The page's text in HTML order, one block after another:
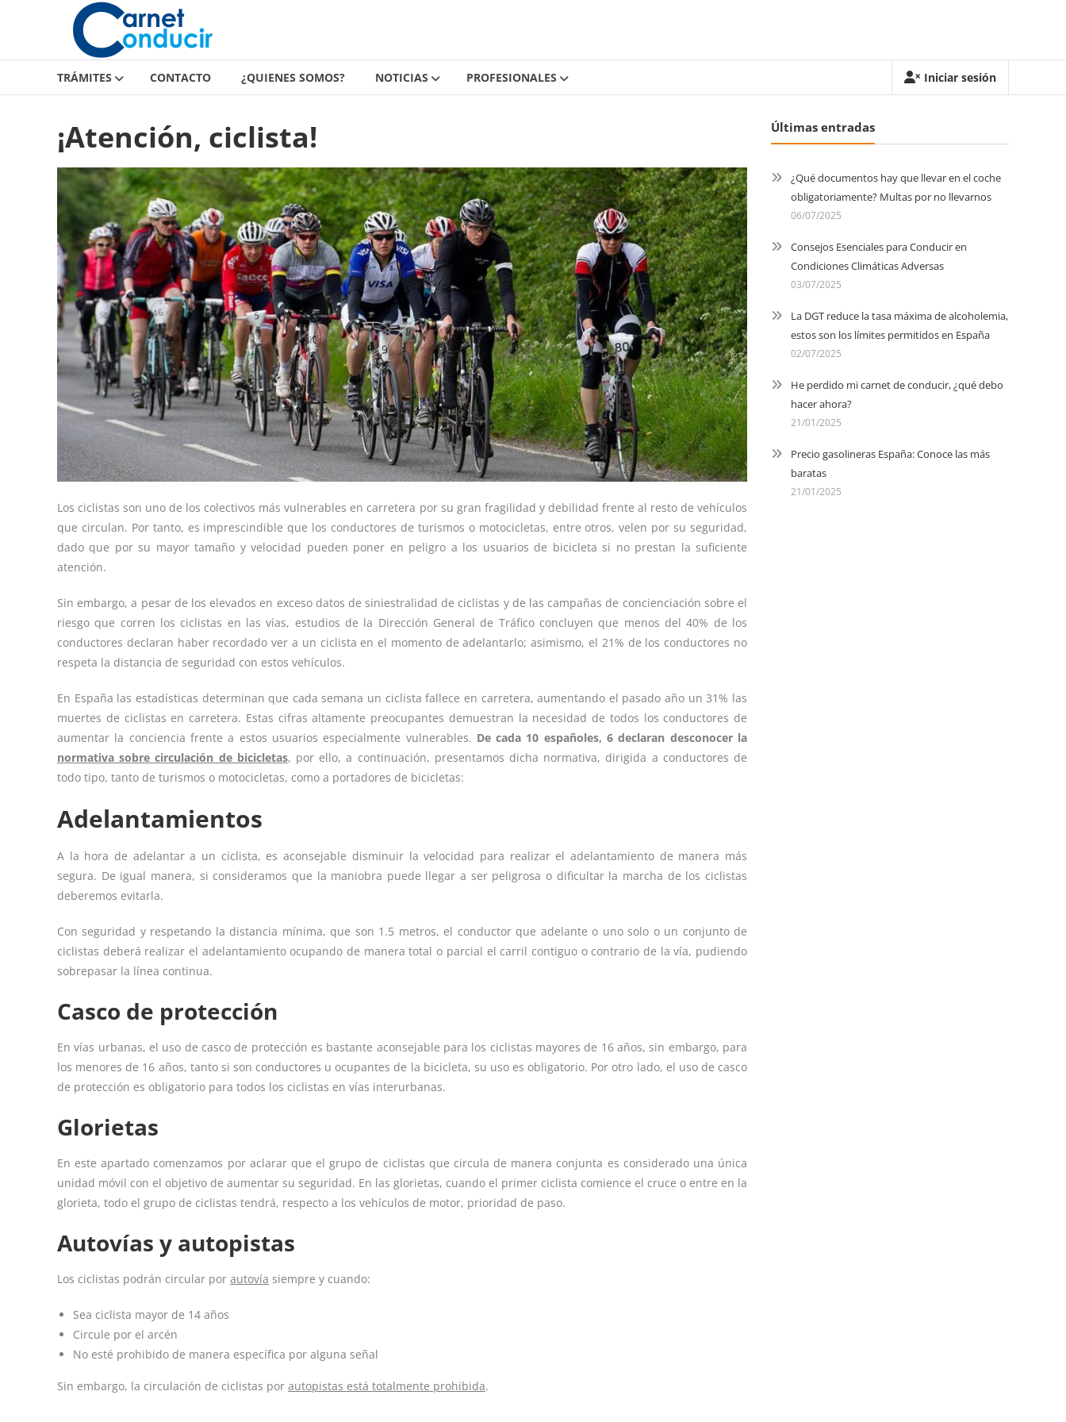
Carnet
de
conducir
Carnet
conducir
TRÁMITES CONTACTO ¿QUIENES SOMOS? NOTICIAS PROFESIONALES Iniciar sesión
¡Atención, ciclista!
Los ciclistas son uno de los colectivos más vulnerables en carretera por su gran fragilidad y debilidad frente al resto de vehículos
que circulan. Por tanto, es imprescindible que los conductores de turismos o motocicletas, entre otros, velen por su seguridad,
dado que por su mayor tamaño y velocidad pueden poner en peligro a los usuarios de bicicleta si no prestan la suficiente
atención.
Sin embargo, a pesar de los elevados en exceso datos de siniestralidad de ciclistas y de las campañas de concienciación sobre el
riesgo que corren los ciclistas en las vías, estudios de la Dirección General de Tráfico concluyen que menos del 40% de los
conductores declaran haber recordado ver a un ciclista en el momento de adelantarlo; asimismo, el 21% de los conductores no
respeta la distancia de seguridad con estos vehículos.
En España las estadísticas determinan que cada semana un ciclista fallece en carretera, aumentando el pasado año un 31% las
muertes de ciclistas en carretera. Estas cifras altamente preocupantes demuestran la necesidad de todos los conductores de
aumentar la conciencia frente a estos usuarios especialmente vulnerables. De cada 10 españoles, 6 declaran desconocer la
normativa sobre circulación de bicicletas, por ello, a continuación, presentamos dicha normativa, dirigida a conductores de
todo tipo, tanto de turismos o motocicletas, como a portadores de bicicletas:
Adelantamientos
A la hora de adelantar a un ciclista, es aconsejable disminuir la velocidad para realizar el adelantamiento de manera más
segura. De igual manera, si consideramos que la maniobra puede llegar a ser peligrosa o dificultar la marcha de los ciclistas
deberemos evitarla.
Con seguridad y respetando la distancia mínima, que son 1.5 metros, el conductor que adelante o uno solo o un conjunto de
ciclistas deberá realizar el adelantamiento ocupando de manera total o parcial el carril contiguo o contrario de la vía, pudiendo
sobrepasar la línea continua.
Casco de protección
En vías urbanas, el uso de casco de protección es bastante aconsejable para los ciclistas mayores de 16 años, sin embargo, para
los menores de 16 años, tanto si son conductores u ocupantes de la bicicleta, su uso es obligatorio. Por otro lado, el uso de casco
de protección es obligatorio para todos los ciclistas en vías interurbanas.
Glorietas
En este apartado comenzamos por aclarar que el grupo de ciclistas que circula de manera conjunta es considerado una única
unidad móvil con el objetivo de aumentar su seguridad. En las glorietas, cuando el primer ciclista comience el cruce o entre en la
glorieta, todo el grupo de ciclistas tendrá, respecto a los vehículos de motor, prioridad de paso.
Autovías y autopistas
Los ciclistas podrán circular por autovía siempre y cuando:
Sea ciclista mayor de 14 años
Circule por el arcén
No esté prohibido de manera específica por alguna señal
Sin embargo, la circulación de ciclistas por autopistas está totalmente prohibida.
Últimas entradas
¿Qué documentos hay que llevar en el coche
obligatoriamente? Multas por no llevarnos
06/07/2025
Consejos Esenciales para Conducir en
Condiciones Climáticas Adversas
03/07/2025
La DGT reduce la tasa máxima de alcoholemia,
estos son los límites permitidos en España
02/07/2025
He perdido mi carnet de conducir, ¿qué debo
hacer ahora?
21/01/2025
Precio gasolineras España: Conoce las más
baratas
21/01/2025